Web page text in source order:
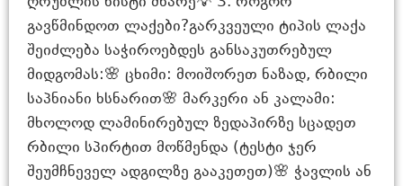
გავწმინდოთ ლაქები?გარკვეული ტიპის ლაქა
შეიძლება საჭიროებდეს განსაკუთრებულ
მიდგომას:🌸 ცხიმი: მოიშორეთ ნაზად, რბილი
საპნიანი ხსნარით🌸 მარკერი ან კალამი:
მხოლოდ ლამინირებულ ზედაპირზე სცადეთ
რბილი სპირტით მოწმენდა (ტესტი ჯერ
შეუმჩნეველ ადგილზე გააკეთეთ)🌸 ჭავლის ან